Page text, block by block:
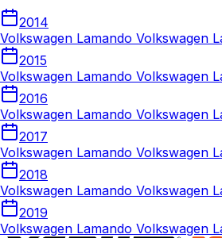
2014
Volkswagen Lamando Volkswagen
2015
Volkswagen Lamando Volkswagen
2016
Volkswagen Lamando Volkswagen
2017
Volkswagen Lamando Volkswagen
2018
Volkswagen Lamando Volkswagen
2019
Volkswagen Lamando Volkswagen